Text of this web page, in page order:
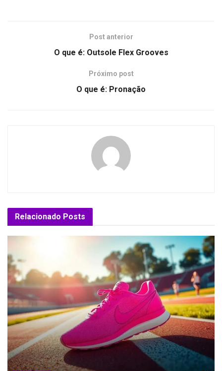
Post anterior
O que é: Outsole Flex Grooves
Próximo post
O que é: Pronação
Relacionado Posts